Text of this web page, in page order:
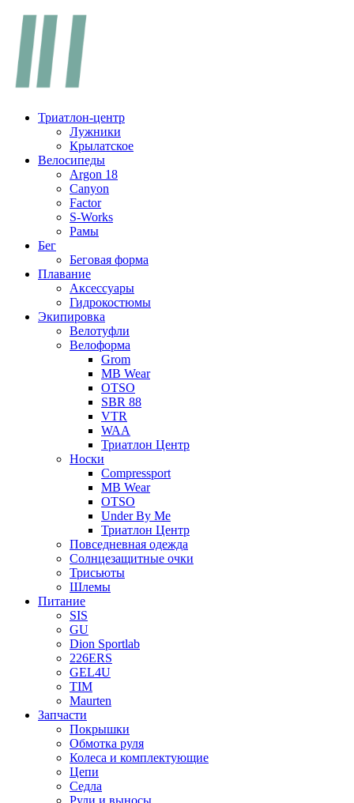
Перейти
содержимому
Триатлон-центр
Лужники
Крылатское
Велосипеды
Argon 18
Canyon
Factor
S-Works
Рамы
Бег
Беговая форма
Плавание
Аксессуары
Гидрокостюмы
Экипировка
Велотуфли
Велоформа
Grom
MB Wear
OTSO
SBR 88
VTR
WAA
Триатлон Центр
Носки
Compressport
MB Wear
OTSO
Under By Me
Триатлон Центр
Повседневная одежда
Солнцезащитные очки
Трисьюты
Шлемы
Питание
SIS
GU
Dion Sportlab
226ERS
GEL4U
TIM
Maurten
Запчасти
Покрышки
Обмотка руля
Колеса и комплектующие
Цепи
Седла